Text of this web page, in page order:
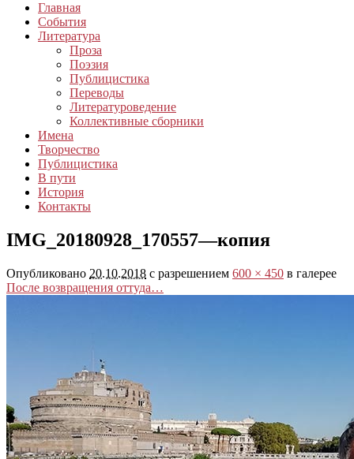
Главная
События
Литература
Проза
Поэзия
Публицистика
Переводы
Литературоведение
Коллективные сборники
Имена
Творчество
Публицистика
В пути
История
Контакты
IMG_20180928_170557—копия
Опубликовано 20.10.2018 с разрешением 600 × 450 в галерее
После возвращения оттуда…